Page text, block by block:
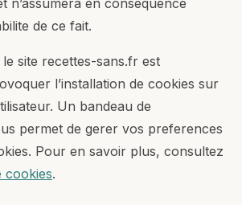
n’assumera en consequence
de ce fait.
site recettes-sans.fr est
l’installation de cookies sur
Un bandeau de
permet de gerer vos preferences
Pour en savoir plus, consultez
cookies.